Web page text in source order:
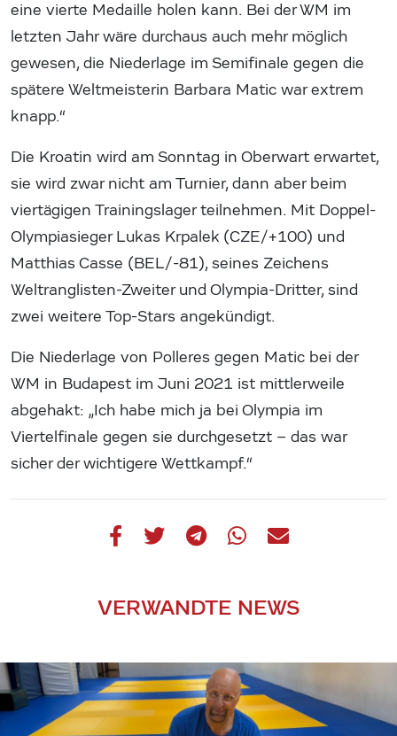
eine vierte Medaille holen kann. Bei der WM im
letzten Jahr wäre durchaus auch mehr möglich
gewesen, die Niederlage im Semifinale gegen die
spätere Weltmeisterin Barbara Matic war extrem
knapp.“
Die Kroatin wird am Sonntag in Oberwart erwartet,
sie wird zwar nicht am Turnier, dann aber beim
viertägigen Trainingslager teilnehmen. Mit Doppel-
Olympiasieger Lukas Krpalek (CZE/+100) und
Matthias Casse (BEL/-81), seines Zeichens
Weltranglisten-Zweiter und Olympia-Dritter, sind
zwei weitere Top-Stars angekündigt.
Die Niederlage von Polleres gegen Matic bei der
WM in Budapest im Juni 2021 ist mittlerweile
abgehakt: „Ich habe mich ja bei Olympia im
Viertelfinale gegen sie durchgesetzt – das war
sicher der wichtigere Wettkampf.“
VERWANDTE NEWS